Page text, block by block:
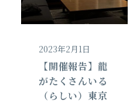
2023年2月1日
【開催報告】龍
がたくさんいる
（らしい）東京